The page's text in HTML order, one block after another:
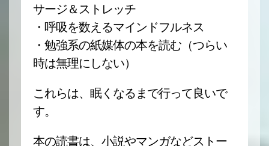
サージ＆ストレッチ
・呼吸を数えるマインドフルネス
・勉強系の紙媒体の本を読む（つらい
時は無理にしない）
これらは、眠くなるまで行って良いで
す。
本の読書は、小説やマンガなどストー